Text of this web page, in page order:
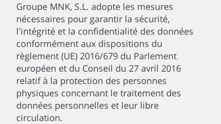
Groupe MNK, S.L. adopte les mesures
nécessaires pour garantir la sécurité,
l'intégrité et la confidentialité des données
conformément aux dispositions du
règlement (UE) 2016/679 du Parlement
européen et du Conseil du 27 avril 2016
relatif à la protection des personnes
physiques concernant le traitement des
données personnelles et leur libre
circulation.